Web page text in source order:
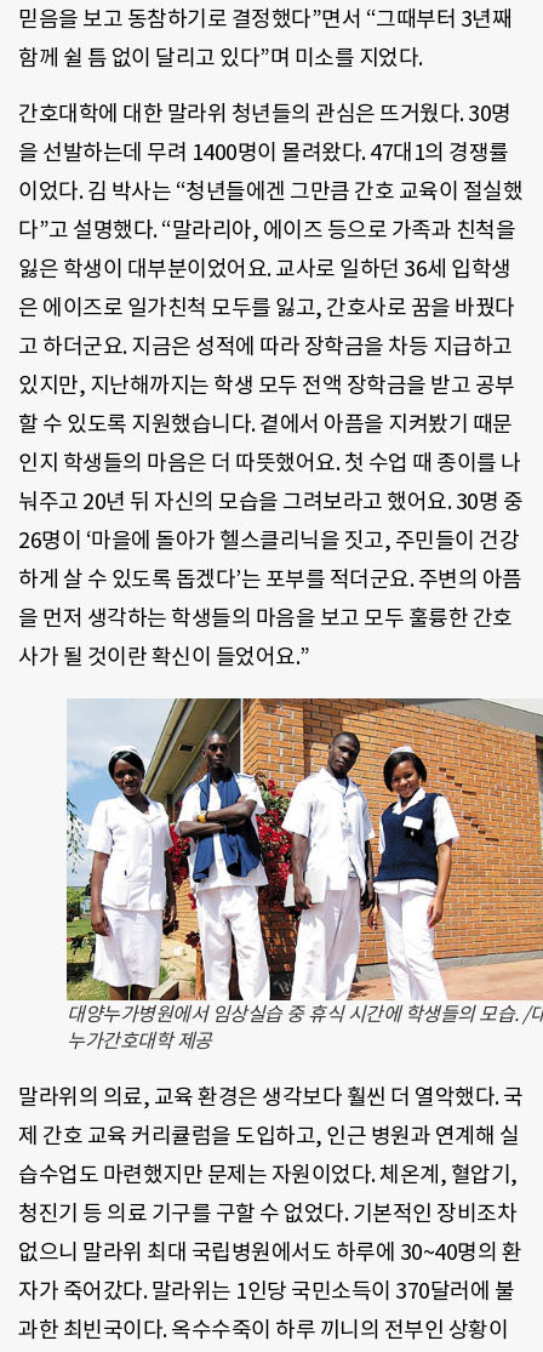
믿음을 보고 동참하기로 결정했다”면서 “그때부터 3년째
함께 쉴 틈 없이 달리고 있다”며 미소를 지었다.
간호대학에 대한 말라위 청년들의 관심은 뜨거웠다. 30명
을 선발하는데 무려 1400명이 몰려왔다. 47대1의 경쟁률
이었다. 김 박사는 “청년들에겐 그만큼 간호 교육이 절실했
다”고 설명했다. “말라리아, 에이즈 등으로 가족과 친척을
잃은 학생이 대부분이었어요. 교사로 일하던 36세 입학생
은 에이즈로 일가친척 모두를 잃고, 간호사로 꿈을 바꿨다
고 하더군요. 지금은 성적에 따라 장학금을 차등 지급하고
있지만, 지난해까지는 학생 모두 전액 장학금을 받고 공부
할 수 있도록 지원했습니다. 곁에서 아픔을 지켜봤기 때문
인지 학생들의 마음은 더 따뜻했어요. 첫 수업 때 종이를 나
눠주고 20년 뒤 자신의 모습을 그려보라고 했어요. 30명 중
26명이 ‘마을에 돌아가 헬스클리닉을 짓고, 주민들이 건강
하게 살 수 있도록 돕겠다’는 포부를 적더군요. 주변의 아픔
을 먼저 생각하는 학생들의 마음을 보고 모두 훌륭한 간호
사가 될 것이란 확신이 들었어요.”
대양누가병원에서 임상실습 중 휴식 시간에 학생들의 모습. /
누가간호대학 제공
말라위의 의료, 교육 환경은 생각보다 훨씬 더 열악했다. 국
제 간호 교육 커리큘럼을 도입하고, 인근 병원과 연계해 실
습수업도 마련했지만 문제는 자원이었다. 체온계, 혈압기,
청진기 등 의료 기구를 구할 수 없었다. 기본적인 장비조차
없으니 말라위 최대 국립병원에서도 하루에 30~40명의 환
자가 죽어갔다. 말라위는 1인당 국민소득이 370달러에 불
과한 최빈국이다. 옥수수죽이 하루 끼니의 전부인 상황이